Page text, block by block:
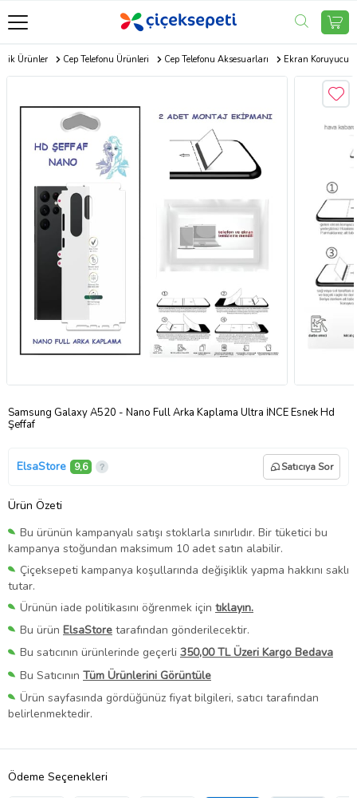
Ürünler Cep Telefonu Ürünleri Cep Telefonu Aksesuarları Ekran Koruyucu
Samsung Galaxy A520 - Nano Full Arka Kaplama Ultra İNCE Esnek Hd
Şeffaf
ElsaStore 9,6 Satıcıya Sor
Ürün Özeti
Bu ürünün kampanyalı satışı stoklarla sınırlıdır. Bir tüketici bu
kampanya stoğundan maksimum 10 adet satın alabilir.
Çiçeksepeti kampanya koşullarında değişiklik yapma hakkını saklı
tutar.
Ürünün iade politikasını öğrenmek için tıklayın.
Bu ürün ElsaStore tarafından gönderilecektir.
Bu satıcının ürünlerinde geçerli 350,00 TL Üzeri Kargo Bedava
Bu Satıcının Tüm Ürünlerini Görüntüle
Ürün sayfasında gördüğünüz fiyat bilgileri, satıcı tarafından
belirlenmektedir.
Ödeme Seçenekleri